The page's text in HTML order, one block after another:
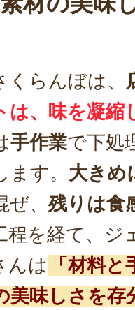
らんぼは、
は、味を凝縮
手作業で下処
ます。 大きめ
ぜ、残りは食
程を経て、ジ
んは
「材料
美味しさを存